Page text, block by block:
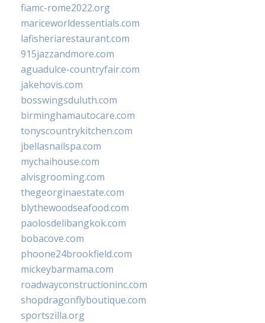
fiamc-rome2022.org
mariceworldessentials.com
lafisheriarestaurant.com
915jazzandmore.com
aguadulce-countryfair.com
jakehovis.com
bosswingsduluth.com
birminghamautocare.com
tonyscountrykitchen.com
jbellasnailspa.com
mychaihouse.com
alvisgrooming.com
thegeorginaestate.com
blythewoodseafood.com
paolosdelibangkok.com
bobacove.com
phoone24brookfield.com
mickeybarmama.com
roadwayconstructioninc.com
shopdragonflyboutique.com
sportszilla.org